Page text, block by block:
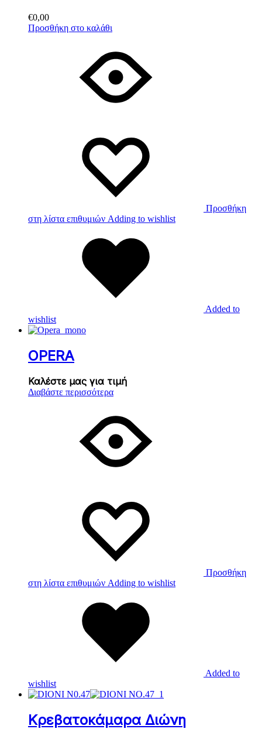
€0,00
Προσθήκη στο καλάθι
Προσθήκη
στη λίστα επιθυμιών Adding to wishlist
Added to
wishlist
OPERA
Καλέστε μας για τιμή
Διαβάστε περισσότερα
Προσθήκη
στη λίστα επιθυμιών Adding to wishlist
Added to
wishlist
Κρεβατοκάμαρα Διώνη